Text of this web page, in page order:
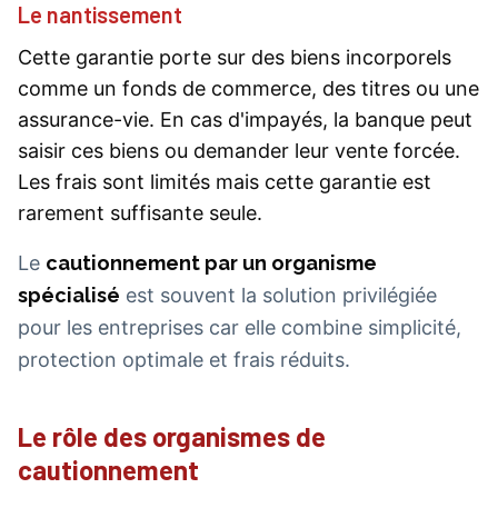
Le nantissement
Cette garantie porte sur des biens incorporels
comme un fonds de commerce, des titres ou une
assurance-vie. En cas d'impayés, la banque peut
saisir ces biens ou demander leur vente forcée.
Les frais sont limités mais cette garantie est
rarement suffisante seule.
Le cautionnement par un organisme
spécialisé est souvent la solution privilégiée
pour les entreprises car elle combine simplicité,
protection optimale et frais réduits.
Le rôle des organismes de
cautionnement